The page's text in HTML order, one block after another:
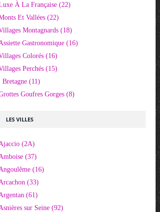
LES VILLES
(2A)
(37)
(16)
(33)
(61)
sur Seine (92)
À La Française (22)
Et Vallées (22)
Montagnards (18)
Gastronomique (16)
Colorés (16)
Perchés (15)
. Bretagne (11)
Goufres Gorges (8)